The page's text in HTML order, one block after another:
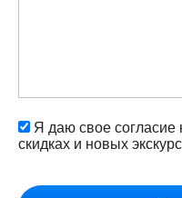
Я даю свое
скидках и новых